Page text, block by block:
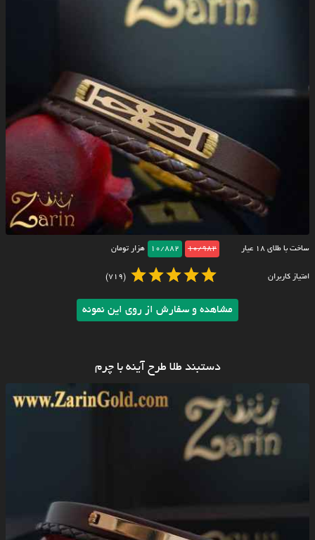
ساخت با طلای ۱۸ عیار 10/982
10/882 هزار تومان
امتیاز کاربران (719)
مشاهده و سفارش از روی این نمونه
دستبند طلا طرح آینه با چرم